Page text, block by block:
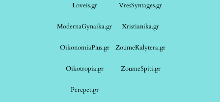
Loveis.gr VresSyntages.gr
ModernaGynaika.gr Xristianika.gr
OikonomiaPlus.gr ZoumeKalytera.gr
Oikotropia.gr ZoumeSpiti.gr
Perepet.gr